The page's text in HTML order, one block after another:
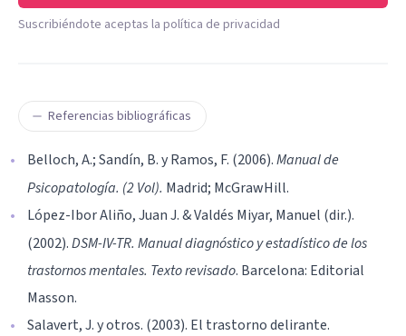
Suscribiéndote aceptas la política de privacidad
Referencias bibliográficas
Belloch, A.; Sandín, B. y Ramos, F. (2006).Manual de
Psicopatología. (2 Vol). Madrid; McGrawHill.
López-Ibor Aliño, Juan J. & Valdés Miyar, Manuel (dir.).
(2002).DSM-IV-TR. Manual diagnóstico y estadístico de los
trastornos mentales. Texto revisado. Barcelona: Editorial
Masson.
Salavert, J. y otros. (2003). El trastorno delirante.